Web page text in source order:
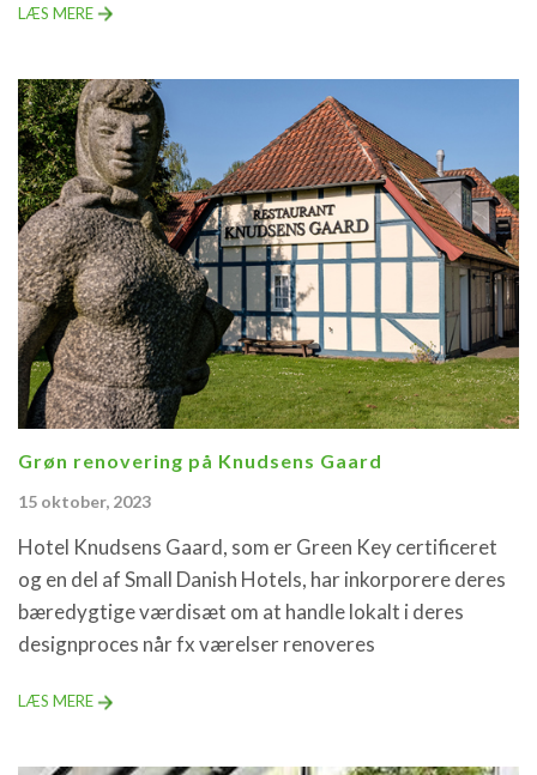
LÆS MERE
Grøn renovering på Knudsens Gaard
15 oktober, 2023
Hotel Knudsens Gaard, som er Green Key certificeret
og en del af Small Danish Hotels, har inkorporere deres
bæredygtige værdisæt om at handle lokalt i deres
designproces når fx værelser renoveres
LÆS MERE